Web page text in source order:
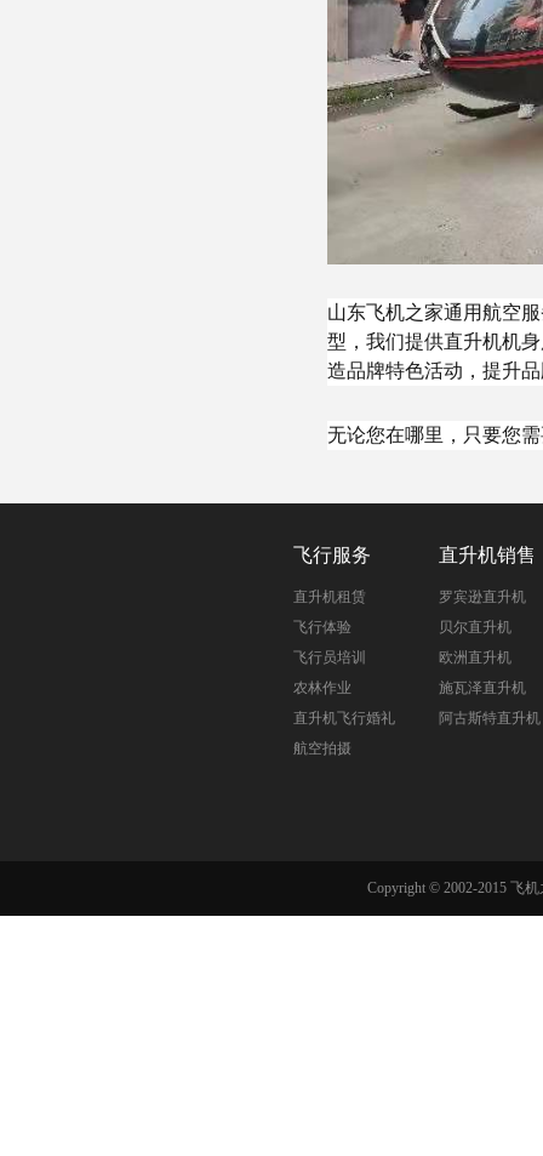
山东飞机之家通用航空
型，我们提供直升机机
造品牌特色活动，提升
无论您在哪里，只要您
飞行服务
直升机租赁
飞行体验
飞行员培训
农林作业
直升机飞行婚礼
航空拍摄
直升机销售
罗宾逊直升机
贝尔直升机
欧洲直升机
施瓦泽直升机
阿古斯特直升机
Copyright © 2002-2015 飞